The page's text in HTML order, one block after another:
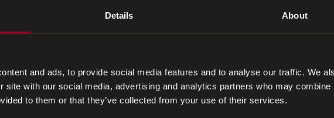
Details About
and ads, to provide social media features and to analyse our traffic. We
site with our social media, advertising and analytics partners who may combine
to them or that they’ve collected from your use of their services.
estén planificando hacia adelante, para que no siempre esté
de ventas con proveedores es una excelente manera de
y los largos plazos de entrega. Al anticipar cuándo necesitará sus
pueden adquirir el stock para usted en mucho tiempo.